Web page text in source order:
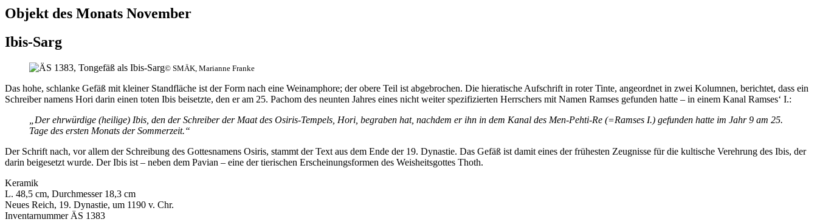
Objekt des Monats November
Ibis-Sarg
© SMÄK, Marianne Franke
Das hohe, schlanke Gefäß mit kleiner Standfläche ist der Form nach eine Weinamphore; der obere Teil ist abgebrochen. Die hieratische Aufschrift in roter Tinte, angeordnet in zwei Kolumnen, berichtet, dass ein
Schreiber namens Hori darin einen toten Ibis beisetzte, den er am 25. Pachom des neunten Jahres eines nicht weiter spezifizierten Herrschers mit Namen Ramses gefunden hatte – in einem Kanal Ramses‘ I.:
„Der ehrwürdige (heilige) Ibis, den der Schreiber der Maat des Osiris-Tempels, Hori, begraben hat, nachdem er ihn in dem Kanal des Men-Pehti-Re (=Ramses I.) gefunden hatte im Jahr 9 am 25.
Tage des ersten Monats der Sommerzeit.“
Der Schrift nach, vor allem der Schreibung des Gottesnamens Osiris, stammt der Text aus dem Ende der 19. Dynastie. Das Gefäß ist damit eines der frühesten Zeugnisse für die kultische Verehrung des Ibis, der
darin beigesetzt wurde. Der Ibis ist – neben dem Pavian – eine der tierischen Erscheinungsformen des Weisheitsgottes Thoth.
Keramik
L. 48,5 cm, Durchmesser 18,3 cm
Neues Reich, 19. Dynastie, um 1190 v. Chr.
Inventarnummer ÄS 1383